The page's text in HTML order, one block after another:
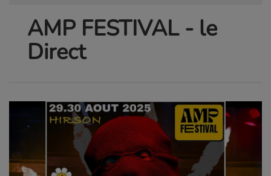
AMP FESTIVAL - le
Direct